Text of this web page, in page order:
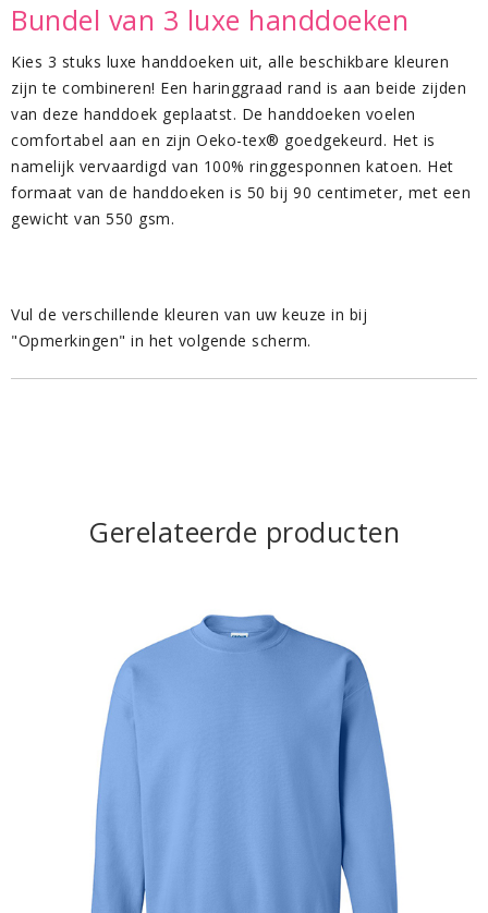
Bundel van 3 luxe handdoeken
Kies 3 stuks luxe handdoeken uit, alle beschikbare kleuren
zijn te combineren! Een haringgraad rand is aan beide zijden
van deze handdoek geplaatst. De handdoeken voelen
comfortabel aan en zijn Oeko-tex® goedgekeurd. Het is
namelijk vervaardigd van 100% ringgesponnen katoen. Het
formaat van de handdoeken is 50 bij 90 centimeter, met een
gewicht van 550 gsm.
Vul de verschillende kleuren van uw keuze in bij
"Opmerkingen" in het volgende scherm.
Gerelateerde producten